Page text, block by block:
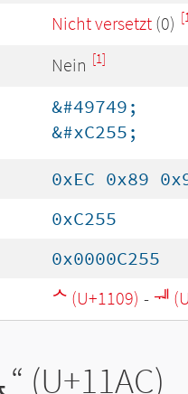
Nicht versetzt (0)
Nein [1]
&#49749;
&#xC255;
0xEC 0x89
0xC255
0x0000C255
ᄉ (U+1109) - ᅰ
“ (U+11AC)